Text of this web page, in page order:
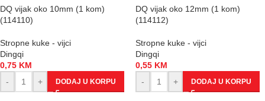
DQ vijak oko 10mm (1 kom)
(114110)
Stropne kuke - vijci
Dingqi
0,75 KM
-
+ DODAJ U KORPU
DQ vijak oko 12mm (1 kom)
(114112)
Stropne kuke - vijci
Dingqi
0,55 KM
-
+ DODAJ U KORPU